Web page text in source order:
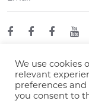
We use cookies
relevant
preferences and
you consent to